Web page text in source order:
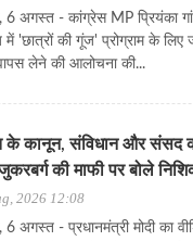
6 अगस्त - कांग्रेस MP प्रियंका
में 'छात्रों की गूंज' प्रोग्राम के लिए
लेने की आलोचना की...
के कानून, संविधान और संसद
की माफी पर बोले
2026 12:08
6 अगस्त - प्रधानमंत्री मोदी का